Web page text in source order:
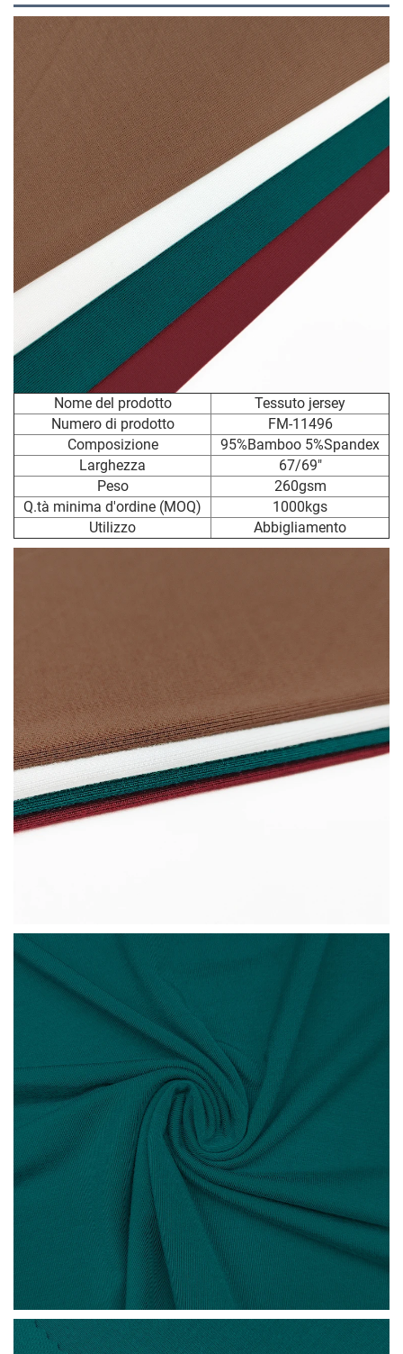
Nome del prodotto
Tessuto jersey
Numero di prodotto
FM-11496
Composizione
95%Bamboo 5%Spandex
Larghezza
67/69"
Peso
260gsm
Q.tà minima d'ordine (MOQ)
1000kgs
Utilizzo
Abbigliamento